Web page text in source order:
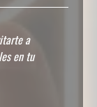
a
en tu